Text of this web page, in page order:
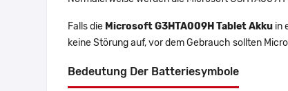
Falls die Microsoft G3HTA009H Tablet Akku in
keine Störung auf, vor dem Gebrauch sollten
Bedeutung Der Batteriesymbole